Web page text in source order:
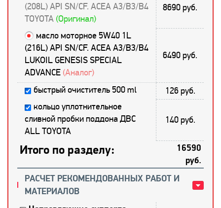
(208L) API SN/CF. ACEA A3/B3/B4
TOYOTA (Оригинал)
8690 руб.
масло моторное 5W40 1L
(216L) API SN/CF. ACEA A3/B3/B4
LUKOIL GENESIS SPECIAL
ADVANCE (Аналог)
6490 руб.
быстрый очиститель 500 ml
126 руб.
кольцо уплотнительное
сливной пробки поддона ДВС
ALL TOYOTA
140 руб.
Итого по разделу:
16590
руб.
РАСЧЕТ РЕКОМЕНДОВАННЫХ РАБОТ И
МАТЕРИАЛОВ